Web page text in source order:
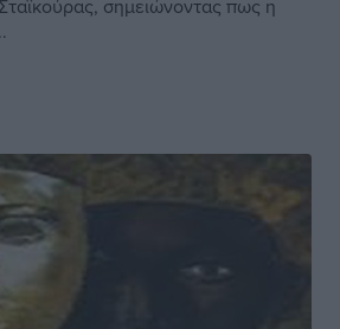
σημειώνοντας πως η